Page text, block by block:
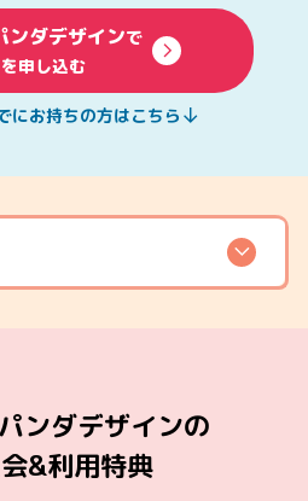
ンダデザインで
申し込む
にお持ちの方はこちら
ンダデザインの
&利用特典